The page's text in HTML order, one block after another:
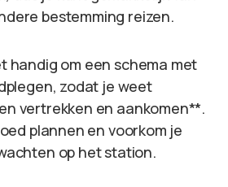
bestemming reizen.
handig om een schema met
zodat je weet
vertrekken en aankomen**.
plannen en voorkom je
op het station.